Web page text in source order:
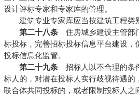
设计评标专家和专家库的管理。
建筑专业专家库应当按建筑工程类
第二十八条 住房城乡建设主管部
标投标，完善招标投标信息平台建设，
投标信息化监管。
第二十九条 招标人以不合理的条
标人的，对潜在投标人实行歧视待遇的
联合体共同投标的，或者限制投标人之